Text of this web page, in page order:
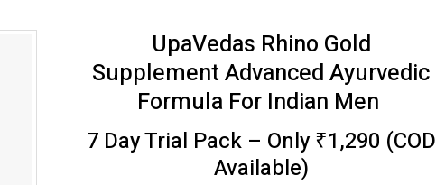
UpaVedas Rhino Gold
SupplementAdvanced Ayurvedic
Formula For Indian Men
7 Day Trial Pack – Only ₹1,290 (COD
Available)